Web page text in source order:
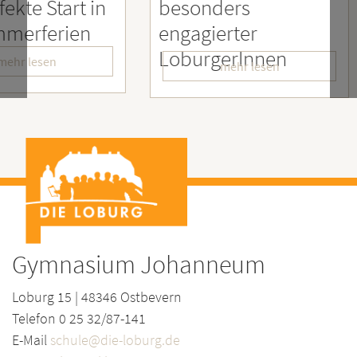
in
besonders
engagierter
LoburgerInnen
mehr lesen
–
Gymnasium Johanneum
Loburg 15 | 48346 Ostbevern
Telefon 0 25 32/87-141
E-Mail schule@die-loburg.de